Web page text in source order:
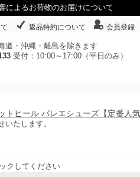
によるお荷物のお届けについて
返品特約について 会員登録
道・沖縄・離島を除きます
受付：10:00～17:00（平日のみ）
トヒール バレエシューズ【定番人
たします。
クしてください